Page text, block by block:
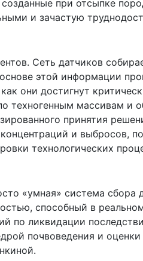
при отсыпке
и зачастую
Сеть датчиков
этой информации
они достигнут
техногенным массивам и
принятия
и выбросов,
технологических
«умная» система сбора
способный в
по ликвидации
почвоведения и